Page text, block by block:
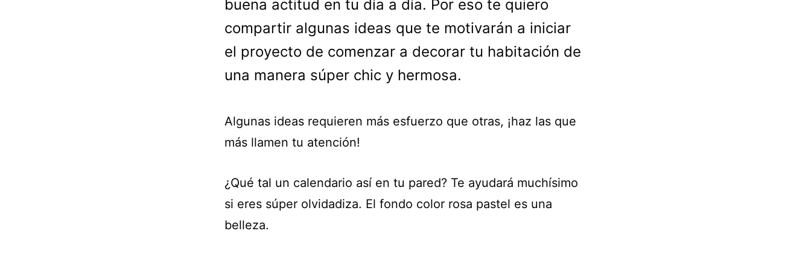
buena actitud en tu día a día. Por eso te quiero
compartir algunas ideas que te motivarán a iniciar
el proyecto de comenzar a decorar tu habitación de
una manera súper chic y hermosa.
Algunas ideas requieren más esfuerzo que otras, ¡haz las que
más llamen tu atención!
¿Qué tal un calendario así en tu pared? Te ayudará muchísimo
si eres súper olvidadiza. El fondo color rosa pastel es una
belleza.